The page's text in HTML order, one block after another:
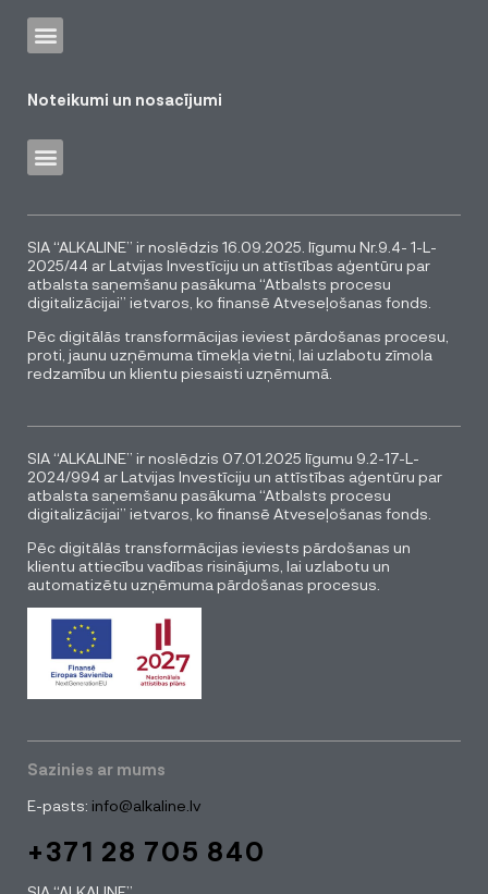
Noteikumi un nosacījumi
SIA “ALKALINE” ir noslēdzis 16.09.2025. līgumu Nr.9.4- 1-L-
2025/44 ar Latvijas Investīciju un attīstības aģentūru par
atbalsta saņemšanu pasākuma “Atbalsts procesu
digitalizācijai” ietvaros, ko finansē Atveseļošanas fonds.
Pēc digitālās transformācijas ieviest pārdošanas procesu,
proti, jaunu uzņēmuma tīmekļa vietni, lai uzlabotu zīmola
redzamību un klientu piesaisti uzņēmumā.
SIA “ALKALINE” ir noslēdzis 07.01.2025 līgumu 9.2-17-L-
2024/994 ar Latvijas Investīciju un attīstības aģentūru par
atbalsta saņemšanu pasākuma “Atbalsts procesu
digitalizācijai” ietvaros, ko finansē Atveseļošanas fonds.
Pēc digitālās transformācijas ieviests pārdošanas un
klientu attiecību vadības risinājums, lai uzlabotu un
automatizētu uzņēmuma pārdošanas procesus.
Sazinies ar mums
E-pasts: info@alkaline.lv
+371 28 705 840